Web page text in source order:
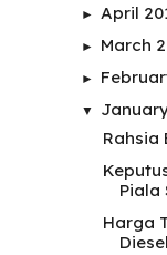
► April
► March
►
▼
Rahsia
Piala
Harga